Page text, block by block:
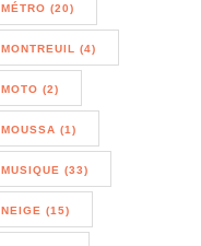
MÉTRO (20)
MONTREUIL (4)
MOTO (2)
MOUSSA (1)
MUSIQUE (33)
NEIGE (15)